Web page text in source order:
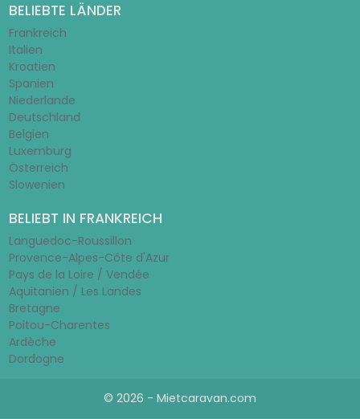
BELIEBTE LÄNDER
Frankreich
Italien
Kroatien
Spanien
Niederlande
Deutschland
Belgien
Luxemburg
Österreich
Slowenien
BELIEBT IN FRANKREICH
Languedoc-Roussillon
Provence-Alpes-Côte d'Azur
Pays de la Loire / Vendée
Aquitanien / Les Landes
Bretagne
Poitou-Charentes
Ardèche
Dordogne
© 2026 - Mietcaravan.com